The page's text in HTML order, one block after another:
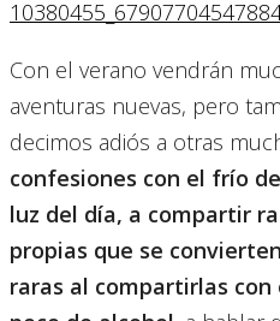
Con el verano vendrán
aventuras nuevas, pero
decimos adiós a otras
confesiones con el frío
luz del día, a compartir
propias que se
raras al compartirlas con